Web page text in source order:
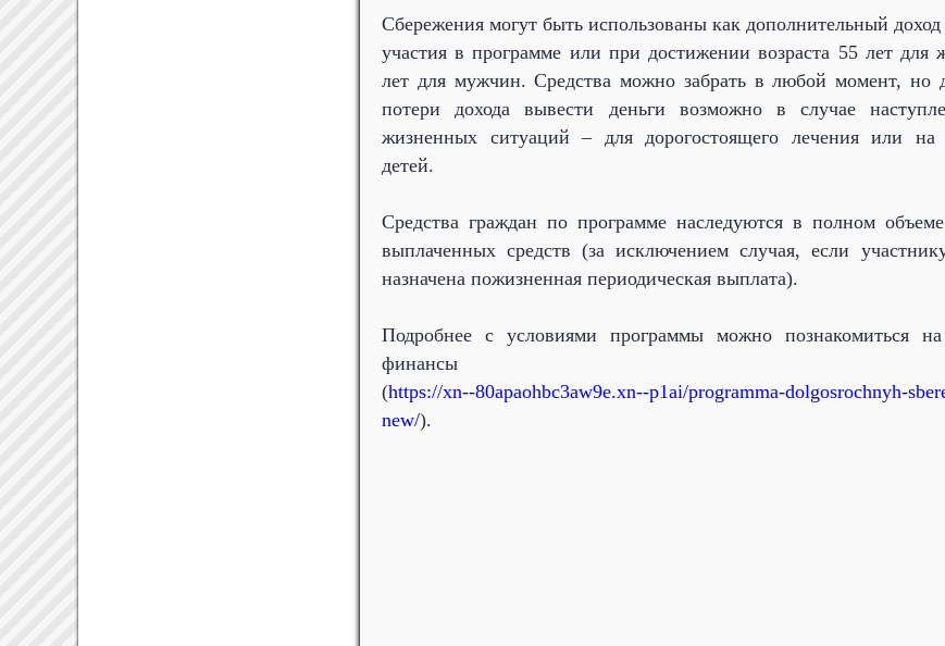
Сбережения могут быть использованы как дополнительный доход
участия в программе или при достижении возраста 55 лет
лет для мужчин. Средства можно забрать в любой момент, но
потери дохода вывести деньги возможно в случае
жизненных ситуаций – для дорогостоящего лечения или на
детей.
Средства граждан по программе наследуются в полном
выплаченных средств (за исключением случая, если
назначена пожизненная периодическая выплата).
Подробнее с условиями программы можно познакомиться
финансы
(https://xn--80apaohbc3aw9e.xn--p1ai/programma-dolgosrochnyh-
new/).